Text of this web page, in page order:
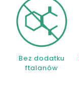
Bez dodatku
ftalanów